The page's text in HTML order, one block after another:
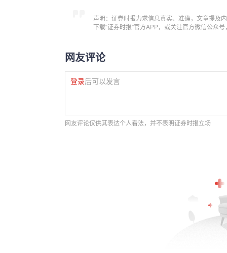
声明：证券时报力求信息真实、准确，文章提及
下载“证券时报”官方APP，或关注官方微信公众
网友评论
登录后可以发言
网友评论仅供其表达个人看法，并不表明证券时报立场